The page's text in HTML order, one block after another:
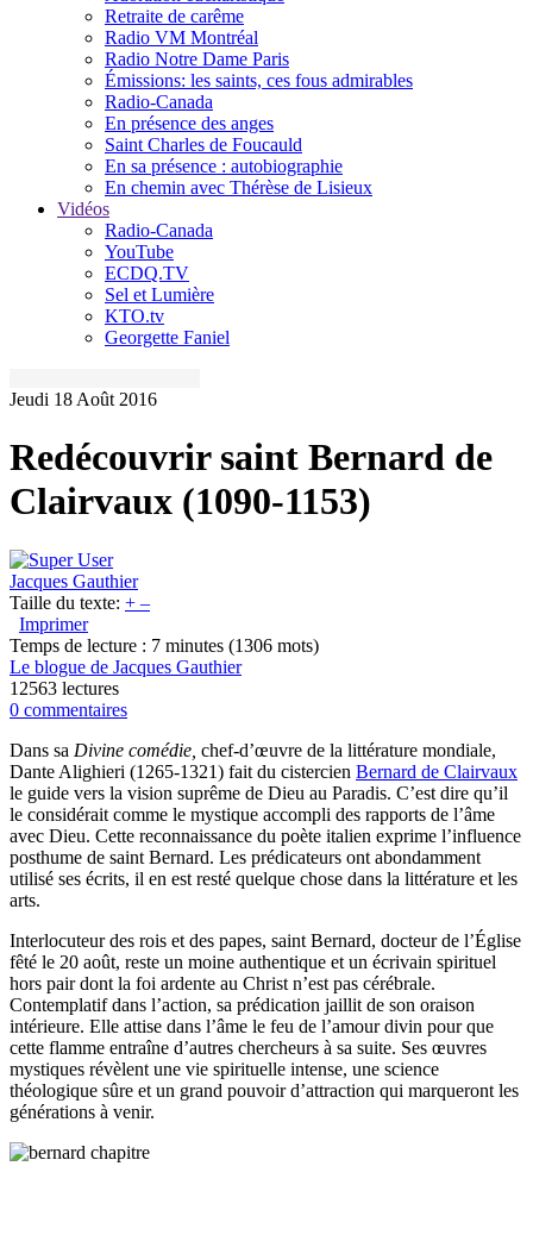
Retraite de carême
Radio VM Montréal
Radio Notre Dame Paris
Émissions: les saints, ces fous admirables
Radio-Canada
En présence des anges
Saint Charles de Foucauld
En sa présence : autobiographie
En chemin avec Thérèse de Lisieux
Vidéos
Radio-Canada
YouTube
ECDQ.TV
Sel et Lumière
KTO.tv
Georgette Faniel
Jeudi 18 Août 2016
Redécouvrir saint Bernard de
Clairvaux (1090-1153)
Jacques Gauthier
Taille du texte: + –
Imprimer
Temps de lecture : 7 minutes (1306 mots)
Le blogue de Jacques Gauthier
12563 lectures
0 commentaires
Dans sa Divine comédie, chef-d’œuvre de la littérature mondiale,
Dante Alighieri (1265-1321) fait du cistercien Bernard de Clairvaux
le guide vers la vision suprême de Dieu au Paradis. C’est dire qu’il
le considérait comme le mystique accompli des rapports de l’âme
avec Dieu. Cette reconnaissance du poète italien exprime l’influence
posthume de saint Bernard. Les prédicateurs ont abondamment
utilisé ses écrits, il en est resté quelque chose dans la littérature et les
arts.
Interlocuteur des rois et des papes, saint Bernard, docteur de l’Église
fêté le 20 août, reste un moine authentique et un écrivain spirituel
hors pair dont la foi ardente au Christ n’est pas cérébrale.
Contemplatif dans l’action, sa prédication jaillit de son oraison
intérieure. Elle attise dans l’âme le feu de l’amour divin pour que
cette flamme entraîne d’autres chercheurs à sa suite. Ses œuvres
mystiques révèlent une vie spirituelle intense, une science
théologique sûre et un grand pouvoir d’attraction qui marqueront les
générations à venir.